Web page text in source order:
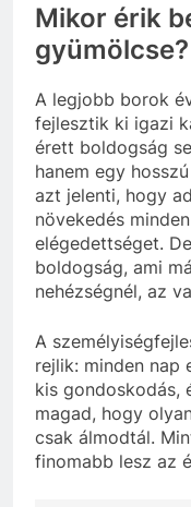
Mikor érik
gyümölcse?
A legjobb borok
fejlesztik ki igazi
érett boldogság
hanem egy
azt jelenti, hogy
növekedés
elégedettséget.
boldogság, ami
nehézségnél, az
A
rejlik: minden nap
kis gondoskodás,
magad, hogy
csak álmodtál.
finomabb lesz az